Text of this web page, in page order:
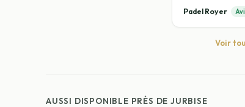
Padel Royer
Voir
AUSSI DISPONIBLE PRÈS DE JURBISE